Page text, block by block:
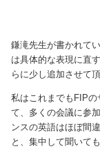
鎌滝先生が書かれて
は具体的な表現に直
らに少し追加させて頂
私はこれまでもFIP
て、多くの会議に参
ンスの英語はほぼ間
と、集中して聞いて